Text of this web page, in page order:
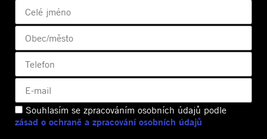
Souhlasím se zpracováním osobních údajů podle
zásad o ochraně a zpracování osobních údajů